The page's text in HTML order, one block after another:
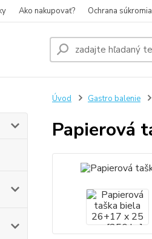
Ako nakupovať? Ochrana súkromia
Úvod Gastro balenie
Papierová